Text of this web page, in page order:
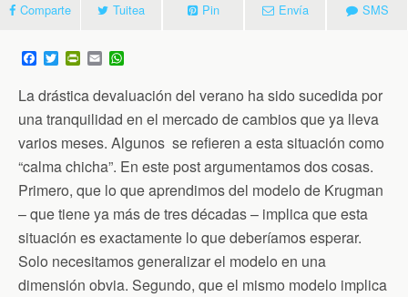
Comparte Tuitea Pin Envía SMS
F
a
e
b
o
o
k
T
w
t
t
e
r
P
n
t
F
r
i
e
n
d
l
y
E
m
i
l
a
t
s
A
p
p
La drástica devaluación del verano ha sido sucedida por
una tranquilidad en el mercado de cambios que ya lleva
varios meses. Algunos se refieren a esta situación como
“calma chicha”. En este post argumentamos dos cosas.
Primero, que lo que aprendimos del modelo de Krugman
– que tiene ya más de tres décadas – implica que esta
situación es exactamente lo que deberíamos esperar.
Solo necesitamos generalizar el modelo en una
dimensión obvia. Segundo, que el mismo modelo implica